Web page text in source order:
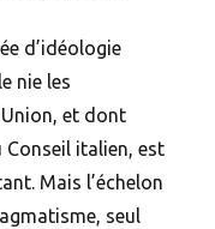
d’idéologie
nie les
et dont
italien, est
Mais l’échelon
seul